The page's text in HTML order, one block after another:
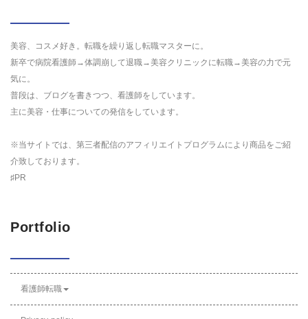
美容、コスメ好き。転職を繰り返し転職マスターに。
新卒で病院看護師→体調崩して退職→美容クリニックに転職→美容の力で元
気に。
普段は、ブログを書きつつ、看護師をしています。
主に美容・仕事についての発信をしています。
※当サイトでは、第三者配信のアフィリエイトプログラムにより商品をご紹
介致しております。
♯PR
Portfolio
看護師転職